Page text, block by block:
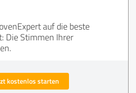
auf die beste
Die Stimmen Ihrer
kostenlos starten